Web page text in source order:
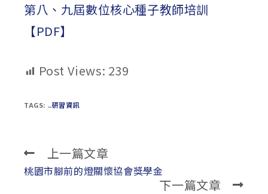
第八、九屆數位核心種子教師培訓
【PDF】
Post Views: 239
TAGS: ..研習資訊
Read
more
上一篇文章
桃園市腳前的燈關懷協會獎學金
下一篇文章